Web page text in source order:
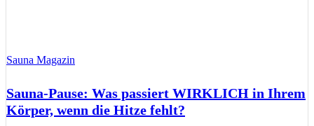
Sauna Magazin
Sauna-Pause: Was passiert WIRKLICH in Ihrem
Körper, wenn die Hitze fehlt?